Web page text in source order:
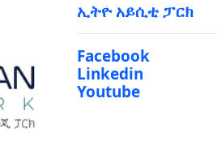
ኢትዮ አይሲቲ ፓርክ
Facebook
Linkedin
Youtube